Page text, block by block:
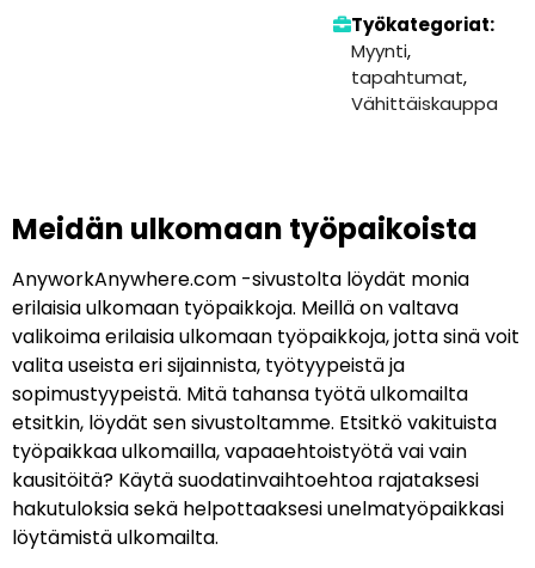
Työkategoriat:
Myynti,
tapahtumat,
Vähittäiskauppa
Meidän ulkomaan työpaikoista
AnyworkAnywhere.com -sivustolta löydät monia
erilaisia ulkomaan työpaikkoja. Meillä on valtava
valikoima erilaisia ulkomaan työpaikkoja, jotta sinä voit
valita useista eri sijainnista, työtyypeistä ja
sopimustyypeistä. Mitä tahansa työtä ulkomailta
etsitkin, löydät sen sivustoltamme. Etsitkö vakituista
työpaikkaa ulkomailla, vapaaehtoistyötä vai vain
kausitöitä? Käytä suodatinvaihtoehtoa rajataksesi
hakutuloksia sekä helpottaaksesi unelmatyöpaikkasi
löytämistä ulkomailta.